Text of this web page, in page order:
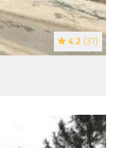
4.2 (37)